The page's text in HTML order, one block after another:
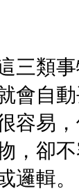
類
會自
易
，卻
邏輯。